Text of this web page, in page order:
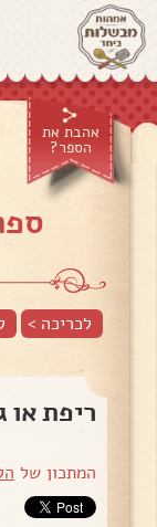
אהבת את
הספר?
לכריכה >
ריפת או
המתכון של